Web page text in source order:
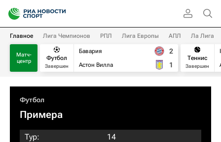
Главное Лига Чемпионов РПЛ Лига Европы АПЛ Ла Лига
Матч-
центр
Футбол
Завершен
Бавария
Астон Вилла
2
1
Теннис
Завершен
Футбол
Примера
Тур:
14